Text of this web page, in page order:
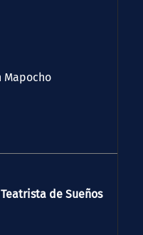
Mapocho
de Sueños